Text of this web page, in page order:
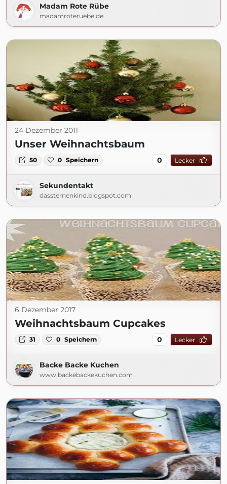
Madam Rote Rübe
madamroteruebe.de
24 Dezember 2011
Unser Weihnachtsbaum
50 0 Speichern 0 Lecker
Sekundentakt
dassternenkind.blogspot.com
6 Dezember 2017
Weihnachtsbaum Cupcakes
31 0 Speichern 0 Lecker
Backe Backe Kuchen
www.backebackekuchen.com